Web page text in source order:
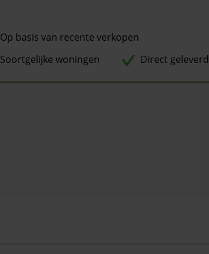
Op basis van recente verkopen
Soortgelijke woningen
Direct geleverd